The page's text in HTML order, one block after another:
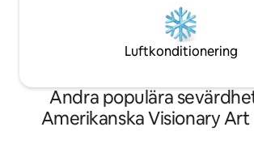
Luftkonditionering
Andra populära
Amerikanska Visionary